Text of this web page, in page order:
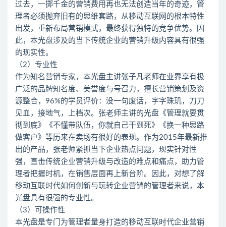
过去，一掷千金的营销费用再也无法创造当年的奇迹，管
理者必须抛弃旧有的思维套路，从移动互联网的根本特性
出发，重新布局营销模式，最终获得独特的竞争优势。因
此，本光盘涉及的当下传统企业的营销升级内容具有很强
的现实性。
（2）专业性
作为知名营销专家，本光盘主讲张子凡老师在业界享有极
广泛的品牌知名度、美誉度与号召力，擅长营销策划及资
源整合，96%的学员评价：没一句废话，字字珠玑，刀刀
见血，接地气，上档次。张老师主讲的光盘《管理就要贯
彻到底》《不懂带队伍，你就自己干到死》《换一种思路
做客户》等历来在卖场有很好的表现。作为2015年最新推
出的产品，张老师紧抓当下企业热点问题，现实针对性
强，直击传统企业营销升级与改造的难点和痛点，助力管
理者把握时机，在销售层面再上新台阶。因此，对想了解
移动互联时代如何创新与玩转企业营销的管理者来说，本
光盘具有很强的专业性。
（3）可操作性
本光盘是专门为管理者量身打造的移动互联时代企业营销